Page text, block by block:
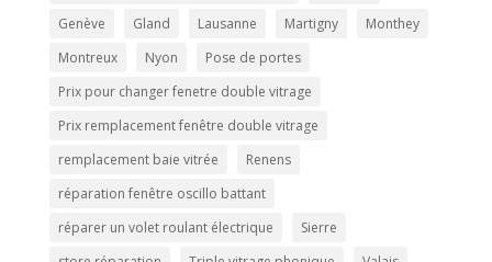
Genève
Gland Lausanne Martigny
Monthey
Montreux
Nyon
Pose de portes
Prix pour changer fenetre double vitrage
Prix remplacement fenêtre double vitrage
remplacement baie vitrée
Renens
réparation fenêtre oscillo battant
réparer un volet roulant électrique
Sierre